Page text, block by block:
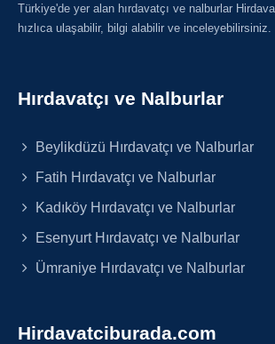
Türkiye'de yer alan hırdavatçı ve nalburlar
hızlıca ulaşabilir, bilgi alabilir ve inceleyebilirsiniz.
Hırdavatçı ve Nalburlar
Beylikdüzü Hırdavatçı ve Nalburlar
Fatih Hırdavatçı ve Nalburlar
Kadıköy Hırdavatçı ve Nalburlar
Esenyurt Hırdavatçı ve Nalburlar
Ümraniye Hırdavatçı ve Nalburlar
Hirdavatciburada.com